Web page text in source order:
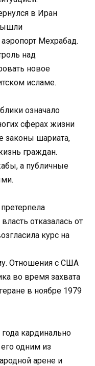
в Иран
Мехрабад.
над
новое
исламе.
означало
сферах жизни
законы шариата,
граждан.
а публичные
отказалась от
курс на
Отношения с США
во время захвата
в ноябре 1979
кардинально
одним из
арене и